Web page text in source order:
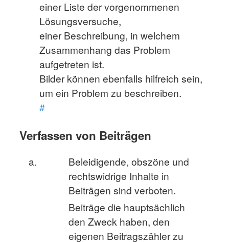
einer Liste der vorgenommenen
Lösungsversuche,
einer Beschreibung, in welchem
Zusammenhang das Problem
aufgetreten ist.
Bilder können ebenfalls hilfreich sein,
um ein Problem zu beschreiben.
#
Verfassen von Beiträgen
Beleidigende, obszöne und
rechtswidrige Inhalte in
Beiträgen sind verboten.
Beiträge die hauptsächlich
den Zweck haben, den
eigenen Beitragszähler zu